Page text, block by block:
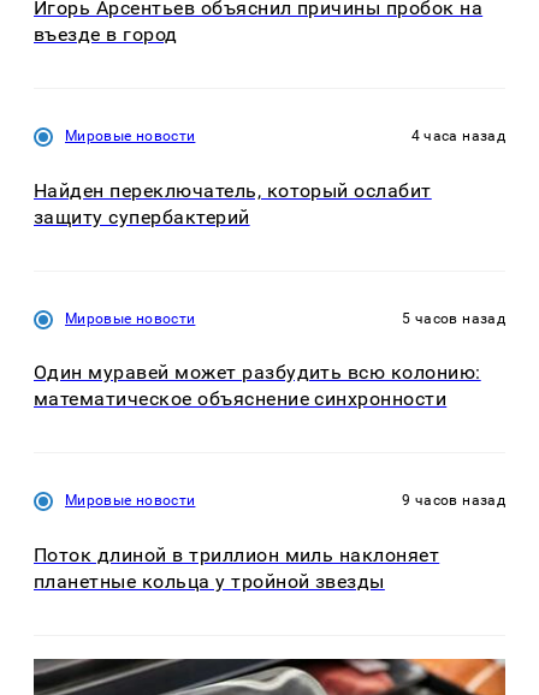
Игорь Арсентьев объяснил причины пробок на
въезде в город
Мировые новости 4 часа назад
Найден переключатель, который ослабит
защиту супербактерий
Мировые новости 5 часов назад
Один муравей может разбудить всю колонию:
математическое объяснение синхронности
Мировые новости 9 часов назад
Поток длиной в триллион миль наклоняет
планетные кольца у тройной звезды